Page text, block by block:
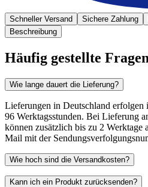
Schneller Versand Sichere Zahlung
Beschreibung
Häufig gestellte Fragen
Wie lange dauert die Lieferung?
Lieferungen in Deutschland
96 Werktagsstunden. Bei Lieferung
können zusätzlich bis zu 2 Werktage
Mail mit der
Wie hoch sind die Versandkosten?
Kann ich ein Produkt zurücksenden?